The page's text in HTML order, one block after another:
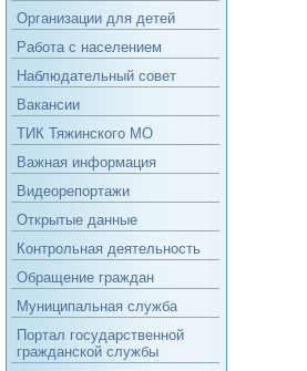
Организации для детей
Работа с населением
Наблюдательный совет
Вакансии
ТИК Тяжинского МО
Важная информация
Видеорепортажи
Открытые данные
Контрольная деятельность
Обращение граждан
Муниципальная служба
Портал государственной
гражданской службы